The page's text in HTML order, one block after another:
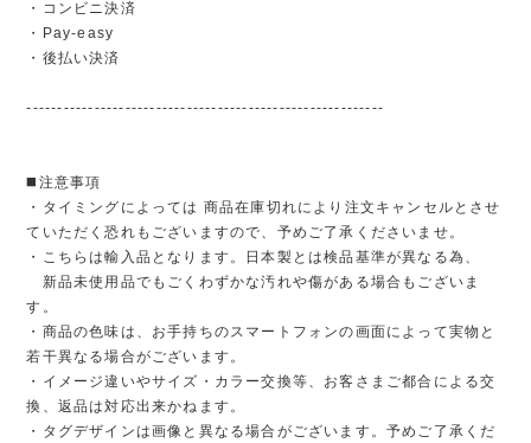
・コンビニ決済
・Pay-easy
・後払い決済
----------------------------------------------------------
◼️注意事項
・タイミングによっては 商品在庫切れにより注文キャンセルとさせ
ていただく恐れもございますので、予めご了承くださいませ。
・こちらは輸入品となります。日本製とは検品基準が異なる為、
新品未使用品でもごくわずかな汚れや傷がある場合もございま
す。
・商品の色味は、お手持ちのスマートフォンの画面によって実物と
若干異なる場合がございます。
・イメージ違いやサイズ・カラー交換等、お客さまご都合による交
換、返品は対応出来かねます。
・タグデザインは画像と異なる場合がございます。予めご了承くだ